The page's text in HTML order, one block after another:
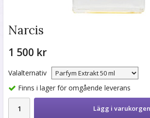
Narcis
1 500 kr
Valalternativ
Finns i lager för omgående leverans
Lägg i varukorgen